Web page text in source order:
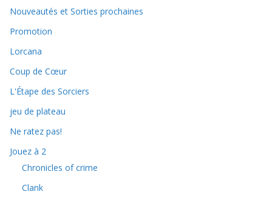
Nouveautés et Sorties prochaines
Promotion
Lorcana
Coup de Cœur
L'Étape des Sorciers
jeu de plateau
Ne ratez pas!
Jouez à 2
Chronicles of crime
Clank